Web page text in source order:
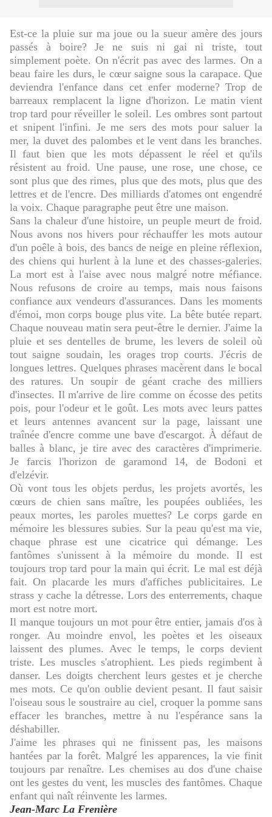
Est-ce la pluie sur ma joue ou la sueur amère des jours
passés à boire? Je ne suis ni gai ni triste, tout
simplement poète. On n'écrit pas avec des larmes. On a
beau faire les durs, le cœur saigne sous la carapace. Que
deviendra l'enfance dans cet enfer moderne? Trop de
barreaux remplacent la ligne d'horizon. Le matin vient
trop tard pour réveiller le soleil. Les ombres sont partout
et snipent l'infini. Je me sers des mots pour saluer la
mer, la duvet des palombes et le vent dans les branches.
Il faut bien que les mots dépassent le réel et qu'ils
résistent au froid. Une pause, une rose, une chose, ce
sont plus que des rimes, plus que des mots, plus que des
lettres et de l'encre. Des milliards d'atomes ont engendré
la voix. Chaque paragraphe peut être une maison.
Sans la chaleur d'une histoire, un peuple meurt de froid.
Nous avons nos hivers pour réchauffer les mots autour
d'un poêle à bois, des bancs de neige en pleine réflexion,
des chiens qui hurlent à la lune et des chasses-galeries.
La mort est à l'aise avec nous malgré notre méfiance.
Nous refusons de croire au temps, mais nous faisons
confiance aux vendeurs d'assurances. Dans les moments
d'émoi, mon corps bouge plus vite. La bête butée repart.
Chaque nouveau matin sera peut-être le dernier. J'aime la
pluie et ses dentelles de brume, les levers de soleil où
tout saigne soudain, les orages trop courts. J'écris de
longues lettres. Quelques phrases macèrent dans le bocal
des ratures. Un soupir de géant crache des milliers
d'insectes. Il m'arrive de lire comme on écosse des petits
pois, pour l'odeur et le goût. Les mots avec leurs pattes
et leurs antennes avancent sur la page, laissant une
traînée d'encre comme une bave d'escargot. À défaut de
balles à blanc, je tire avec des caractères d'imprimerie.
Je farcis l'horizon de garamond 14, de Bodoni et
d'elzévir.
Où vont tous les objets perdus, les projets avortés, les
cœurs de chien sans maître, les poupées oubliées, les
peaux mortes, les paroles muettes? Le corps garde en
mémoire les blessures subies. Sur la peau qu'est ma vie,
chaque phrase est une cicatrice qui démange. Les
fantômes s'unissent à la mémoire du monde. Il est
toujours trop tard pour la main qui écrit. Le mal est déjà
fait. On placarde les murs d'affiches publicitaires. Le
strass y cache la détresse. Lors des enterrements, chaque
mort est notre mort.
Il manque toujours un mot pour être entier, jamais d'os à
ronger. Au moindre envol, les poètes et les oiseaux
laissent des plumes. Avec le temps, le corps devient
triste. Les muscles s'atrophient. Les pieds regimbent à
danser. Les doigts cherchent leurs gestes et je cherche
mes mots. Ce qu'on oublie devient pesant. Il faut saisir
l'oiseau sous le soustraire au ciel, croquer la pomme sans
effacer les branches, mettre à nu l'espérance sans la
déshabiller.
J'aime les phrases qui ne finissent pas, les maisons
hantées par la forêt. Malgré les apparences, la vie finit
toujours par renaître. Les chemises au dos d'une chaise
ont les gestes du vent, les muscles des fantômes. Chaque
enfant qui naît réinvente les larmes.
Jean-Marc La Frenière